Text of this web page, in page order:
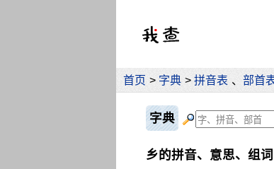
首页 > 字典 > 拼音表 、 部首
字典
乡的拼音、意思、组词